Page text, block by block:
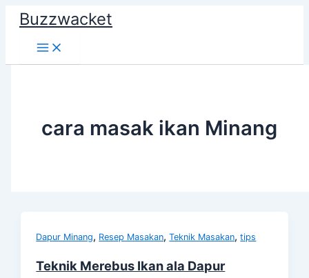
Skip
content
Buzzwacket
cara masak ikan Minang
Dapur Minang, Resep Masakan,Teknik Masakan,tips
Teknik Merebus Ikan ala Dapur